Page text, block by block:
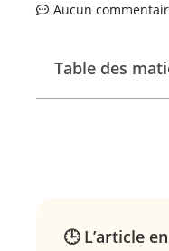
Aucun
Table des
🕒 L’article